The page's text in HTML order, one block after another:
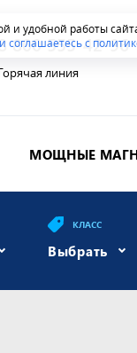
и удобной работы
соглашаетесь с
8 800 555-42-96
линия
МОЩНЫЕ
КЛАСС
Выбрать